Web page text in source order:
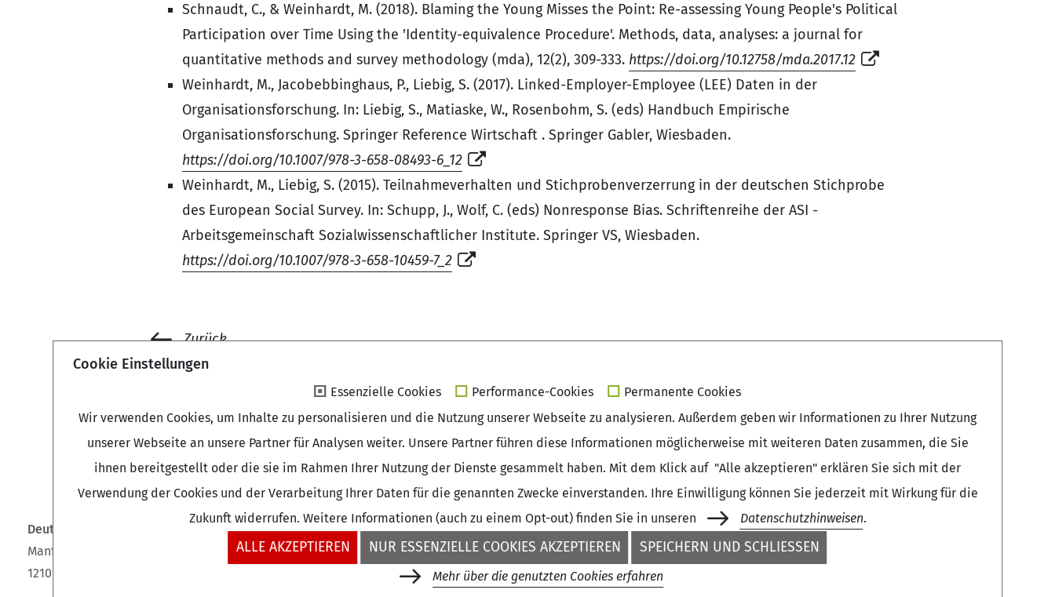
Schnaudt, C., & Weinhardt, M. (2018). Blaming the Young Misses the Point: Re-assessing Young People's Political
Participation over Time Using the 'Identity-equivalence Procedure'. Methods, data, analyses: a journal for
quantitative methods and survey methodology (mda), 12(2), 309-333. https://doi.org/10.12758/mda.2017.12
Weinhardt, M., Jacobebbinghaus, P., Liebig, S. (2017). Linked-Employer-Employee (LEE) Daten in der
Organisationsforschung. In: Liebig, S., Matiaske, W., Rosenbohm, S. (eds) Handbuch Empirische
Organisationsforschung. Springer Reference Wirtschaft . Springer Gabler, Wiesbaden.
https://doi.org/10.1007/978-3-658-08493-6_12
Weinhardt, M., Liebig, S. (2015). Teilnahmeverhalten und Stichprobenverzerrung in der deutschen Stichprobe
des European Social Survey. In: Schupp, J., Wolf, C. (eds) Nonresponse Bias. Schriftenreihe der ASI -
Arbeitsgemeinschaft Sozialwissenschaftlicher Institute. Springer VS, Wiesbaden.
https://doi.org/10.1007/978-3-658-10459-7_2
Zurück
Deutsches Zentrum für Altersfragen (DZA)
Manfred-von-Richthofen-Straße 2
12101 Berlin
Cookie Einstellungen
Essenzielle Cookies Performance-Cookies
Permanente Cookies
Wir verwenden Cookies, um Inhalte zu personalisieren und die Nutzung unserer Webseite zu analysieren. Außerdem geben wir Informationen zu Ihrer Nutzung
unserer Webseite an unsere Partner für Analysen weiter. Unsere Partner führen diese Informationen möglicherweise mit weiteren Daten zusammen, die Sie
ihnen bereitgestellt oder die sie im Rahmen Ihrer Nutzung der Dienste gesammelt haben. Mit dem Klick auf "Alle akzeptieren" erklären Sie sich mit der
Verwendung der Cookies und der Verarbeitung Ihrer Daten für die genannten Zwecke einverstanden. Ihre Einwilligung können Sie jederzeit mit Wirkung für die
Zukunft widerrufen. Weitere Informationen (auch zu einem Opt-out) finden Sie in unseren
Datenschutzhinweisen.
ALLE AKZEPTIEREN NUR ESSENZIELLE COOKIES AKZEPTIEREN SPEICHERN UND SCHLIESSEN
Mehr über die genutzten Cookies erfahren